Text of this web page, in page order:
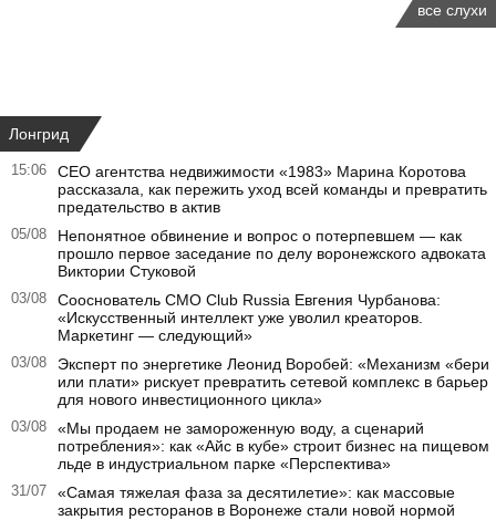
все слухи
Лонгрид
15:06
CEO агентства недвижимости «1983» Марина Коротова
рассказала, как пережить уход всей команды и превратить
предательство в актив
05/08
Непонятное обвинение и вопрос о потерпевшем — как
прошло первое заседание по делу воронежского адвоката
Виктории Стуковой
03/08
Сооснователь CMO Club Russia Евгения Чурбанова:
«Искусственный интеллект уже уволил креаторов.
Маркетинг — следующий»
03/08
Эксперт по энергетике Леонид Воробей: «Механизм «бери
или плати» рискует превратить сетевой комплекс в барьер
для нового инвестиционного цикла»
03/08
«Мы продаем не замороженную воду, а сценарий
потребления»: как «Айс в кубе» строит бизнес на пищевом
льде в индустриальном парке «Перспектива»
31/07
«Самая тяжелая фаза за десятилетие»: как массовые
закрытия ресторанов в Воронеже стали новой нормой